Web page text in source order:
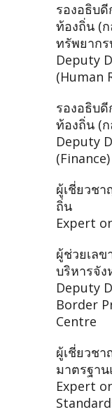
รองอธิบดี
ท้องถิ่น (
ทรัพยาก
Deputy
(Human
รองอธิบดี
ท้องถิ่น (
Deputy
(Finance)
ผู้เชี่ยวช
ถิ่น
Expert
ผู้ช่วยเล
บริหารจั
Deputy
Border
Centre
ผู้เชี่ยวช
มาตรฐา
Expert